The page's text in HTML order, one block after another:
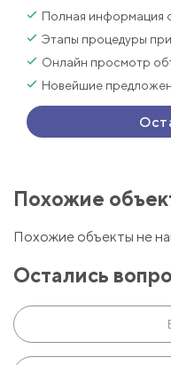
Полная информация
Этапы процедуры
Онлайн просмотр
Новейшие
Похожие
Похожие объекты не
Остались